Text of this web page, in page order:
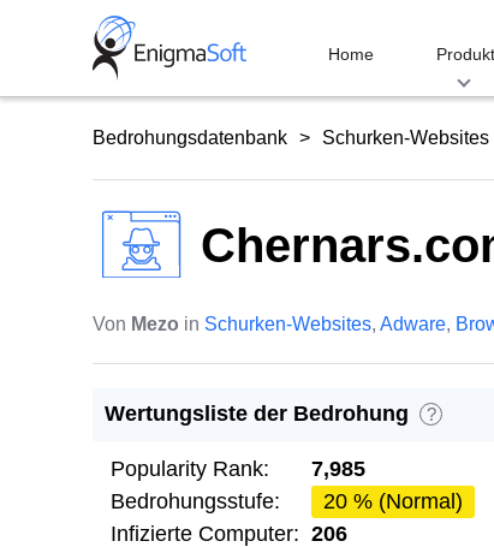
Home
Bedrohungsdatenbank Schurken-Websites
Von Mezo in Schurken-Websites, Adware,
Wertungsliste der Bedrohung ?
Popularity Rank:
7,985
Bedrohungsstufe:
20 % (Normal)
Infizierte Computer: 206